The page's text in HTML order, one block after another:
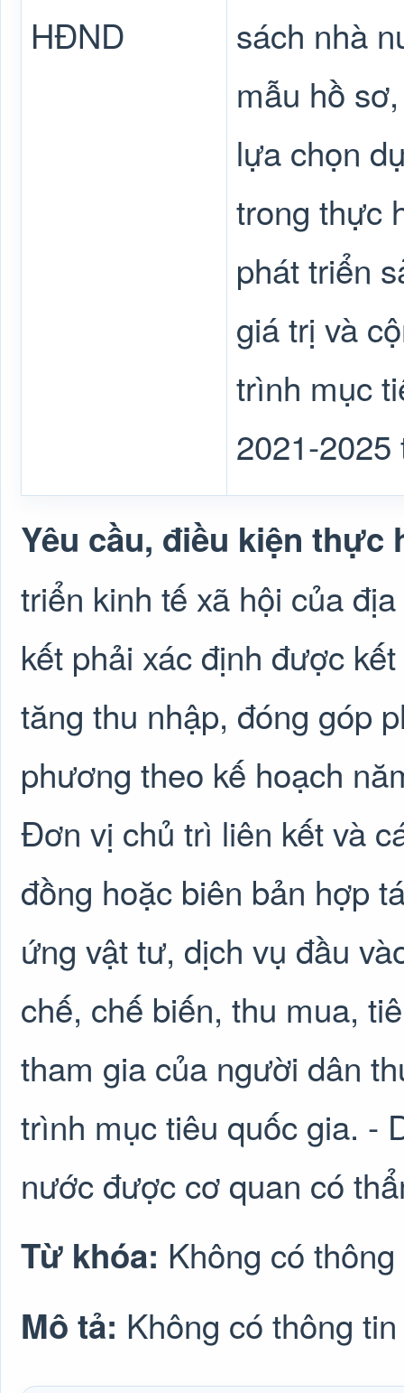
HĐND
sách nhà
mẫu hồ
lựa chọn
trong thực
phát triển
giá trị và
trình mục
2021-
Yêu cầu, điều kiện thực
triển kinh tế xã hội của
kết phải xác định được
tăng thu nhập, đóng góp
phương theo kế hoạch
Đơn vị chủ trì liên kết và
đồng hoặc biên bản hợp
ứng vật tư, dịch vụ đầu
chế, chế biến, thu mua,
tham gia của người dân
trình mục tiêu quốc gia. -
nước được cơ quan có
Từ khóa: Không có
Mô tả: Không có thông tin